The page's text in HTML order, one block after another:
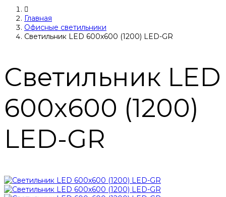
Главная
Офисные светильники
Светильник LED 600х600 (1200) LED-GR
Светильник LED
600х600 (1200)
LED-GR